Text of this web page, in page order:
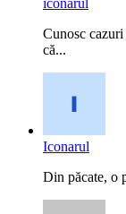
iconarul
Cunosc cazuri
că...
Iconarul
Din păcate, o